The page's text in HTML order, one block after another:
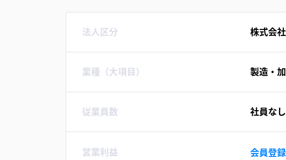
法人区分 株式会社
業種（大項目） 製造・
従業員数 社員なし
営業利益 会員登